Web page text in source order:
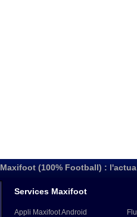
Maxifoot (100% Football) :
Services Maxifoot
Appli Maxifoot Android